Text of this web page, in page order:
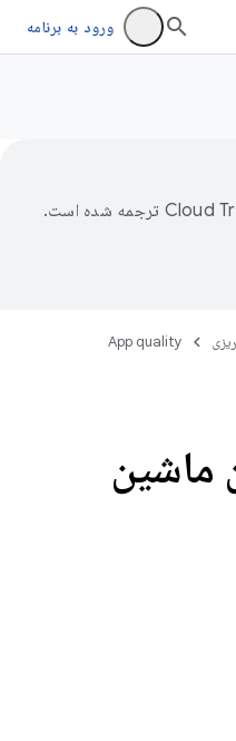
ورود به برنامه
ترجمه شده است.
App quality
ماشین